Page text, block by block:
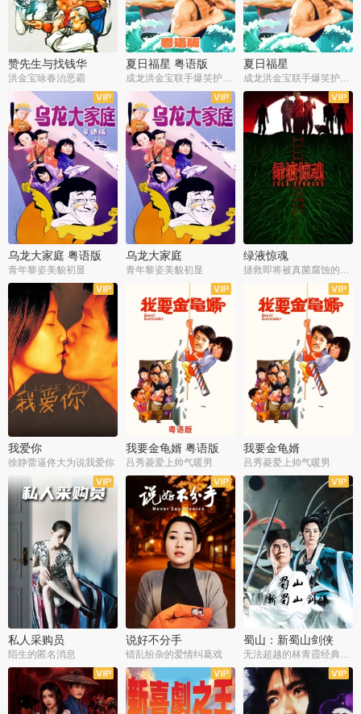
赞先生与找钱华
洪金宝咏春治恶霸
夏日福星 粤语版
成龙洪金宝联手爆笑护美女
夏日福星
成龙洪金宝联手爆笑护美女
乌龙大家庭 粤语版
青年黎姿美貌初显
乌龙大家庭
青年黎姿美貌初显
绿液惊魂
拯救即将被真菌腐蚀的世界
我爱你
徐静蕾逼佟大为说我爱你
我要金龟婿 粤语版
吕秀菱爱上帅气暖男
我要金龟婿
吕秀菱爱上帅气暖男
私人采购员
陌生的匿名消息
说好不分手
错乱纷杂的爱情纠葛戏
蜀山：新蜀山剑侠
无法超越的林青霞经典角色